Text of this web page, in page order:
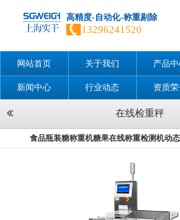
高精度-自动化-称重剔除
13296241520
网站首页 关于我们 产品
新闻中心 行业动态 资质
在线检重秤
食品瓶装糖称重机糖果在线称重检测机动